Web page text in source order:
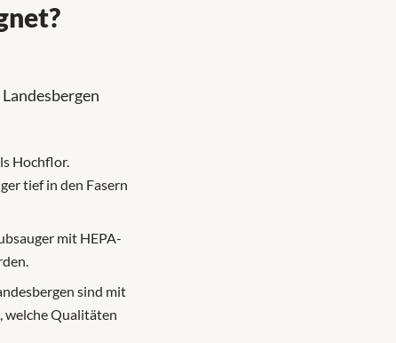
Hochflor.
tief in den Fasern
mit HEPA-
sind mit
welche Qualitäten